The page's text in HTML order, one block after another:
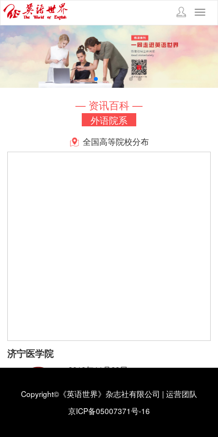
— 资讯百科 —
外语院系
全国高等院校分布
济宁医学院
2018年11月29日
济宁医学院外国语学院简介【详情】
Copyright©《英语世界》杂志社有限公司 | 运营团队
京ICP备05007371号-16